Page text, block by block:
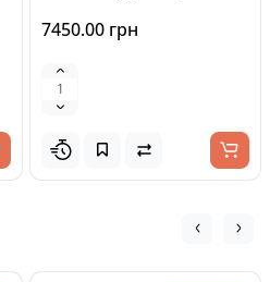
7450.00 грн